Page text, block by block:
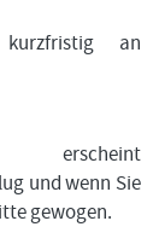
an
erscheint
und wenn Sie
gewogen.